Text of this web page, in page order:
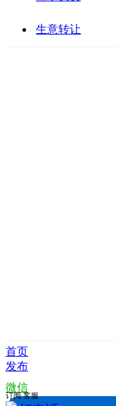
生意转让
首页
发布
微信
订阅 客服